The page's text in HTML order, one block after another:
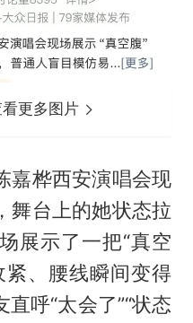
更多图片
嘉桦西安演唱会现
舞台上的她状态拉
展示了一把“真空
紧、腰线瞬间变得
呼“太会了”“状态